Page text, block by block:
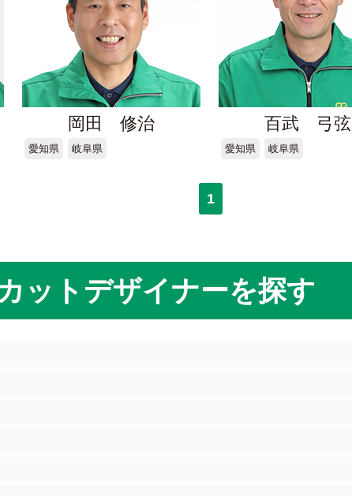
岡田 修治
愛知県 岐阜県
百武 弓弦
愛知県 岐阜県
1
ットデザイナーを探す